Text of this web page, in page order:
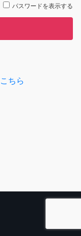
パスワードを表示する
こちら